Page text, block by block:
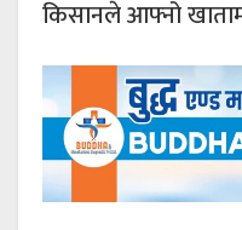
किसानले आफ्नो